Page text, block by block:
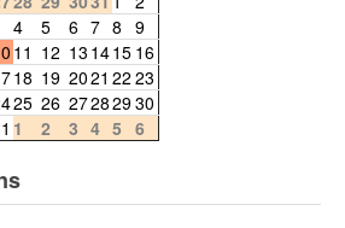
4 5 6 7 8 9
11 12 13 1415 16
18 19 2021 22 23
25 26 27282930
1 2 3 4 5 6